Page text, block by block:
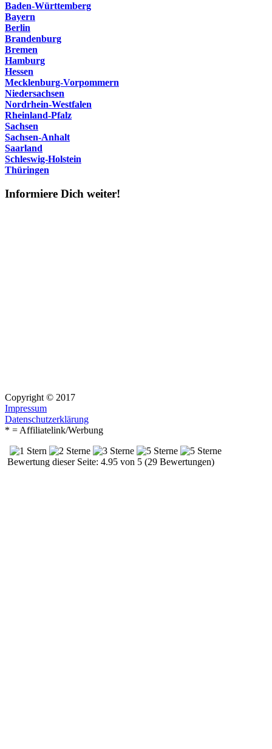
Baden-Württemberg
Bayern
Berlin
Brandenburg
Bremen
Hamburg
Hessen
Mecklenburg-Vorpommern
Niedersachsen
Nordrhein-Westfalen
Rheinland-Pfalz
Sachsen
Sachsen-Anhalt
Saarland
Schleswig-Holstein
Thüringen
Informiere Dich weiter!
Copyright © 2017
Impressum
Datenschutzerklärung
* = Affiliatelink/Werbung
Bewertung dieser Seite: 4.95 von 5 (29 Bewertungen)